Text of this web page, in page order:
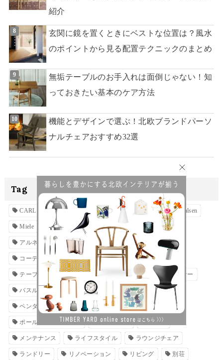
紹介
玄関に鏡を置くときにベストな位置は？風水
のポイントから見る配置テクニックのまとめ
無垢テーブルのお手入れは面倒じゃない！知
っておきたい基本のケア方法
機能とデザインで選ぶ！北欧ブランドパーソ
ナルチェアおすすめ32選
Tag
CARL HANSEN & SØN FRITZ HANSEN louispoulsen
Miele Miele（ミーレ） se構法 アウトドア
アルネ・ヤコブセン インテリア キッチン
コーディネート ソファ チェア テーブル
テーブルランプ デザイナー ハンス・J・ウェグナー
バスルーム ファブリック ブランド
ペンダントライト ポール・ケアホルム
ポール・ヘニングセン マンション ミーレ
メンテナンス ライフスタイル ラウンジチェア
ランドリー リノベーション リビング 別荘